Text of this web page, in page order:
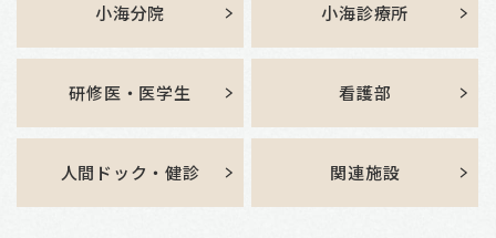
小海分院 小海診療所
研修医・医学生 看護部
人間ドック・健診 関連施設